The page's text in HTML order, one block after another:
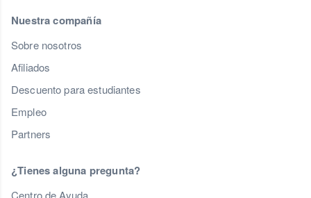
Nuestra compañía
Sobre nosotros
Afiliados
Descuento para estudiantes
Empleo
Partners
¿Tienes alguna pregunta?
Centro de Ayuda